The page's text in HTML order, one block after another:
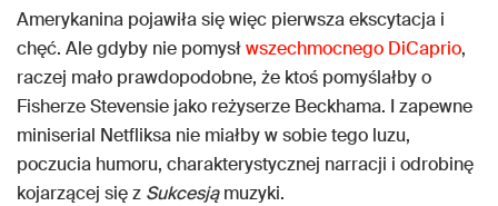
Amerykanina pojawiła się więc pierwsza ekscytacja i
chęć. Ale gdyby nie pomysłwszechmocnego DiCaprio,
raczej mało prawdopodobne, że ktoś pomyślałby o
Fisherze Stevensie jako reżyserze Beckhama. I zapewne
miniserial Netfliksa nie miałby w sobie tego luzu,
poczucia humoru, charakterystycznej narracji i odrobinę
kojarzącej się z Sukcesjąmuzyki.